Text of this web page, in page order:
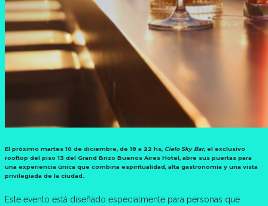
El próximo martes 10 de diciembre de 18 a 22 hs, Cielo Sky Bar, el exclusivo
rooftop del piso 13 del Grand Brizo Buenos Aires Hotel, abre sus puertas para
una experiencia única que combina espiritualidad, alta gastronomía y una vista
privilegiada de la ciudad.
Este evento está diseñado especialmente para personas que